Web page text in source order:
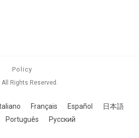
Policy
Rights Reserved.
Français Español
日本語
Português Русский